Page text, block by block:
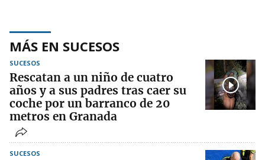
MÁS EN SUCESOS
SUCESOS
Rescatan a un niño de cuatro
años y a sus padres tras caer su
coche por un barranco de 20
metros en Granada
SUCESOS